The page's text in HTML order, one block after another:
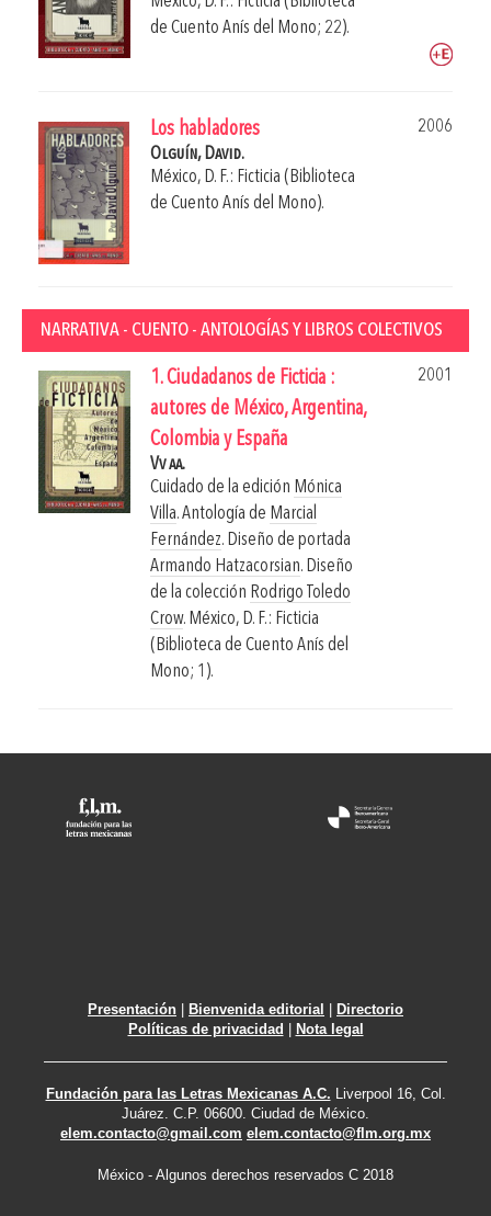
de Cuento Anís del Mono; 22).
Los habladores
2006
Olguín, David.
México, D. F.: Ficticia (Biblioteca
de Cuento Anís del Mono).
NARRATIVA - CUENTO - ANTOLOGÍAS Y LIBROS COLECTIVOS
1. Ciudadanos de Ficticia :
autores de México, Argentina,
Colombia y España
2001
Vv aa.
Cuidado de la edición Mónica
Villa. Antología de Marcial
Fernández. Diseño de portada
Armando Hatzacorsian. Diseño
de la colección Rodrigo Toledo
Crow. México, D. F.: Ficticia
(Biblioteca de Cuento Anís del
Mono; 1).
Presentación Bienvenida editorial
Directorio
Políticas de privacidad
Nota legal
Fundación para las Letras Mexicanas A.C. Liverpool 16, Col.
Juárez. C.P. 06600. Ciudad de México.
elem.contacto@gmail.com elem.contacto@flm.org.mx
México - Algunos derechos reservados C 2018